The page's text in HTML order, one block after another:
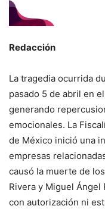
Redacción
La tragedia ocurrida
pasado 5 de abril en
generando
emocionales. La
de México inició una
empresas
causó la muerte de
Rivera y Miguel Ángel
con autorización ni